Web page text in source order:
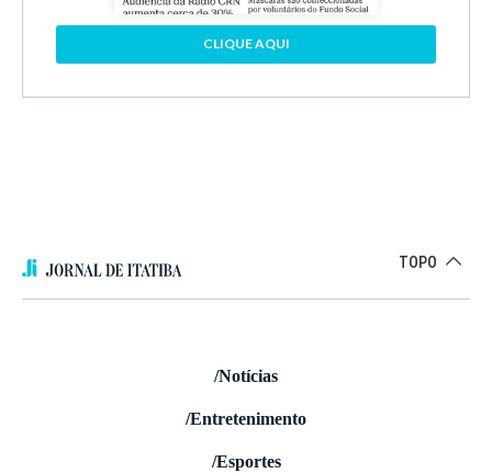
CLIQUE AQUI
TOPO
/Notícias
/Entretenimento
/Esportes